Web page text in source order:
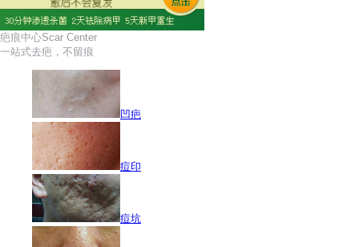
疤痕中心Scar Center
一站式去疤，不留痕
凹疤
痘印
痘坑